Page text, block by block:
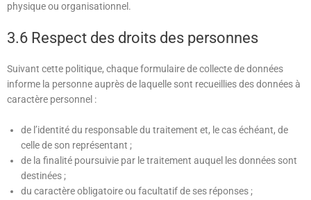
physique ou organisationnel.
3.6 Respect des droits des personnes
Suivant cette politique, chaque formulaire de collecte de données
informe la personne auprès de laquelle sont recueillies des données à
caractère personnel :
de l’identité du responsable du traitement et, le cas échéant, de
celle de son représentant ;
de la finalité poursuivie par le traitement auquel les données sont
destinées ;
du caractère obligatoire ou facultatif de ses réponses ;